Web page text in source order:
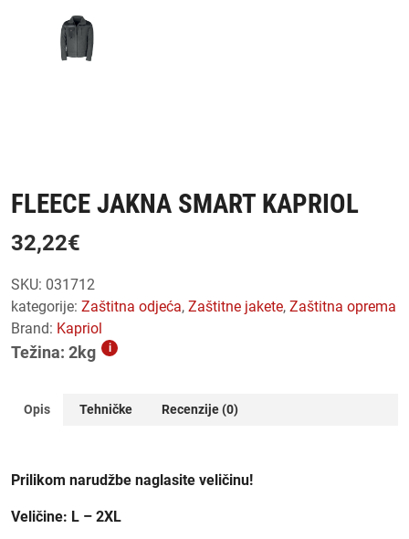
FLEECE JAKNA SMART KAPRIOL
32,22€
SKU: 031712
kategorije:
zaštitna odjeća, zaštitne jakete,
zaštitna oprema
Brand: Kapriol
Težina: 2kg i
Opis Tehničke Recenzije (0)
Prilikom narudžbe naglasite veličinu!
Veličine: L – 2XL